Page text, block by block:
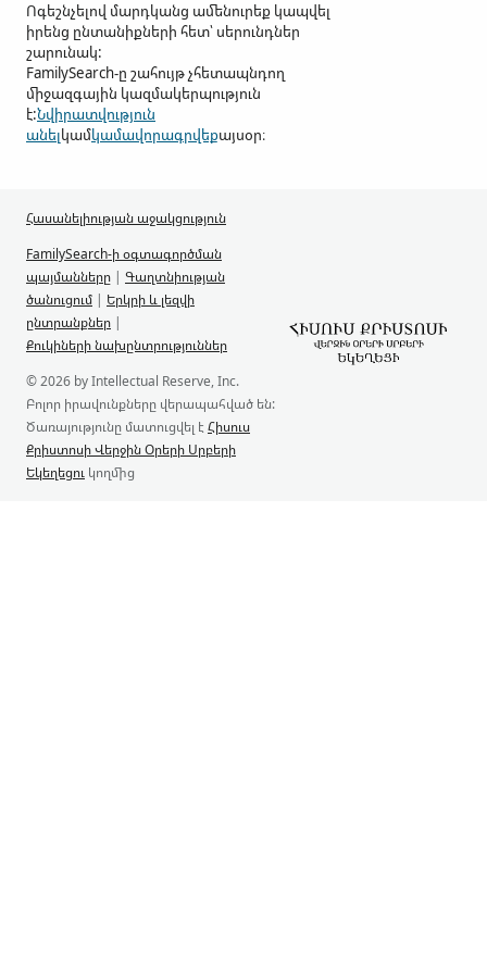
Ոգեշնչելով մարդկանց ամենուրեք կապվել
իրենց ընտանիքների հետ՝ սերունդներ
շարունակ:
FamilySearch-ը շահույթ չհետապնդող
միջազգային կազմակերպություն
է:Նվիրատվություն
անելկամկամավորագրվեքայսօր։
Հասանելիության աջակցություն
FamilySearch-ի օգտագործման
պայմանները | Գաղտնիության
ծանուցում | Երկրի և լեզվի
ընտրանքներ |
Քուկիների նախընտրություններ
© 2026 by Intellectual Reserve, Inc.
Բոլոր իրավունքները վերապահված են:
Ծառայությունը մատուցվել է Հիսուս
Քրիստոսի Վերջին Օրերի Սրբերի
Եկեղեցու կողմից